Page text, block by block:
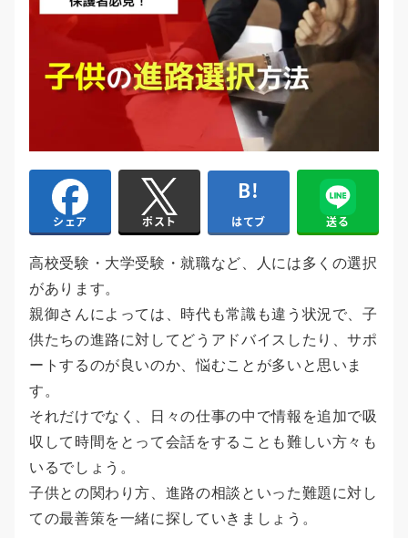
シェア ポスト はてブ 送る
高校受験・大学受験・就職など、人には多くの選択
があります。
親御さんによっては、時代も常識も違う状況で、子
供たちの進路に対してどうアドバイスしたり、サポ
ートするのが良いのか、悩むことが多いと思いま
す。
それだけでなく、日々の仕事の中で情報を追加で吸
収して時間をとって会話をすることも難しい方々も
いるでしょう。
子供との関わり方、進路の相談といった難題に対し
ての最善策を一緒に探していきましょう。